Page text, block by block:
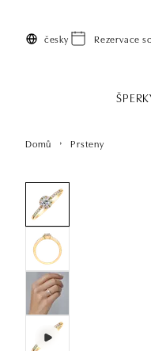
česky Rezervace
Domů Prsteny